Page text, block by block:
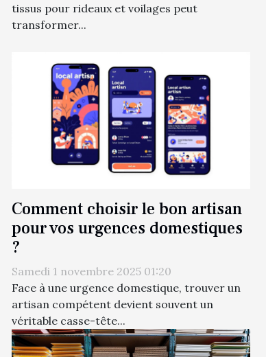
tissus pour rideaux et voilages peut
transformer...
Comment choisir le bon artisan
pour vos urgences domestiques
?
Samedi 1 novembre 2025 01:20
Face à une urgence domestique, trouver un
artisan compétent devient souvent un
véritable casse-tête...